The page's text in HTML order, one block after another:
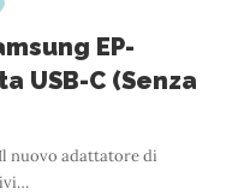
EP-
USB-C (Senza
nuovo adattatore di
…